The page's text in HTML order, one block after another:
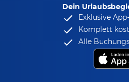
Dein
Exklusive
Komplett
Alle